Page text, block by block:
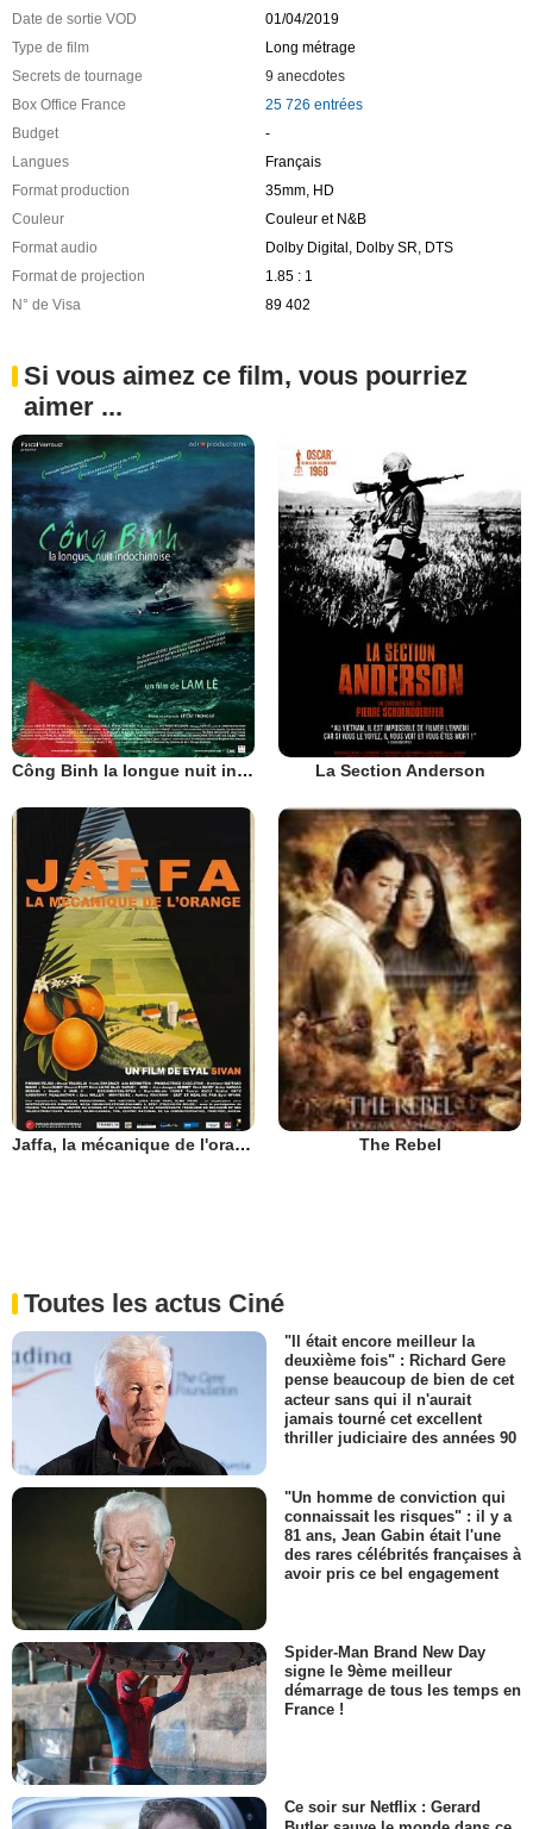
Date de sortie VOD
01/04/2019
Type de film
Long métrage
Secrets de tournage
9 anecdotes
Box Office France
25 726 entrées
Budget
-
Langues
Français
Format production
35mm, HD
Couleur
Couleur et N&B
Format audio
Dolby Digital, Dolby SR, DTS
Format de projection
1.85 : 1
N° de Visa
89 402
Si vous aimez ce film, vous pourriez
aimer ...
Công Binh la longue nuit indochinoise La Section Anderson
Jaffa, la mécanique de l'orange The Rebel
Toutes les actus Ciné
"Il était encore meilleur la
deuxième fois" : Richard Gere
pense beaucoup de bien de cet
acteur sans qui il n'aurait
jamais tourné cet excellent
thriller judiciaire des années 90
"Un homme de conviction qui
connaissait les risques" : il y a
81 ans, Jean Gabin était l'une
des rares célébrités françaises à
avoir pris ce bel engagement
Spider-Man Brand New Day
signe le 9ème meilleur
démarrage de tous les temps en
France !
Ce soir sur Netflix : Gerard